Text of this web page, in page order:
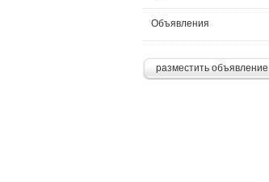
Объявления
разместить объявление